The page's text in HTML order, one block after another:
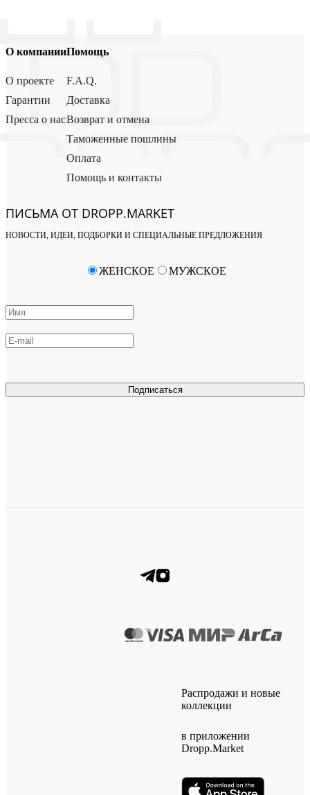
О компании
О проекте
Гарантии
Пресса о нас
Помощь
F.A.Q.
Доставка
Возврат и отмена
Таможенные пошлины
Оплата
Помощь и контакты
ПИСЬМА ОТ DROPP.MARKET
НОВОСТИ, ИДЕИ, ПОДБОРКИ И СПЕЦИАЛЬНЫЕ ПРЕДЛОЖЕНИЯ
Подписаться
ЖЕНСКОЕ МУЖСКОЕ
Распродажи и новые
коллекции
в приложении
Dropp.Market